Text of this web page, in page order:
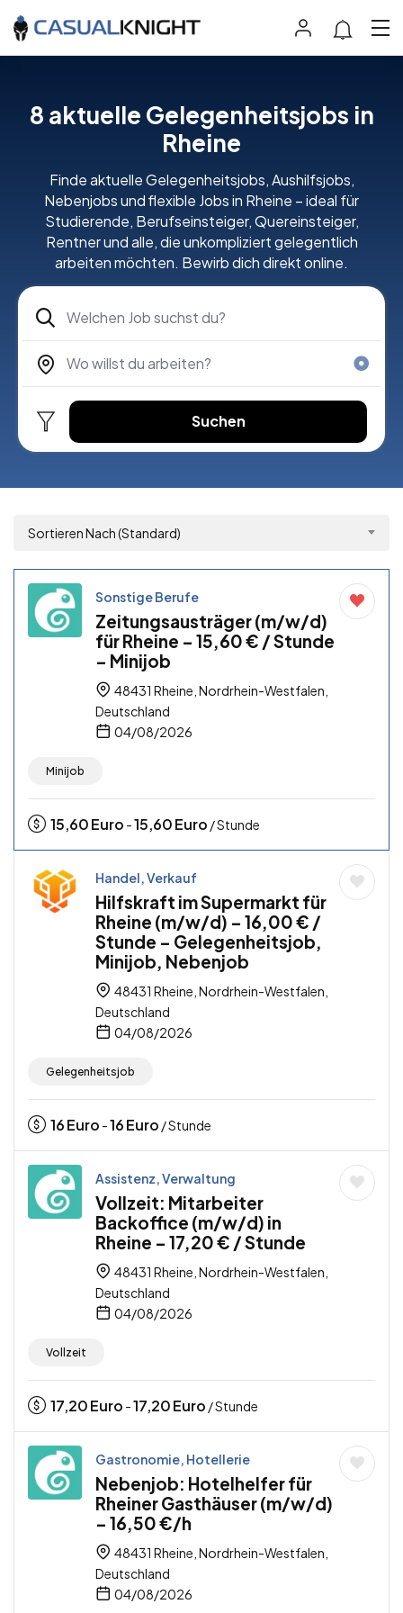
8 aktuelle Gelegenheitsjobs in
Rheine
Finde aktuelle Gelegenheitsjobs, Aushilfsjobs,
Nebenjobs und flexible Jobs in Rheine – ideal für
Studierende, Berufseinsteiger, Quereinsteiger,
Rentner und alle, die unkompliziert gelegentlich
arbeiten möchten. Bewirb dich direkt online.
Suchen
Sortieren Nach (Standard)
Sonstige Berufe
Zeitungsausträger (m/w/d)
für Rheine – 15,60 € / Stunde
– Minijob
48431 Rheine, Nordrhein-Westfalen,
Deutschland
04/08/2026
Minijob
15,60Euro -15,60Euro / Stunde
Handel, Verkauf
Hilfskraft im Supermarkt für
Rheine (m/w/d) – 16,00 € /
Stunde – Gelegenheitsjob,
Minijob, Nebenjob
48431 Rheine, Nordrhein-Westfalen,
Deutschland
04/08/2026
Gelegenheitsjob
16Euro -16Euro / Stunde
Assistenz, Verwaltung
Vollzeit: Mitarbeiter
Backoffice (m/w/d) in
Rheine – 17,20 € / Stunde
48431 Rheine, Nordrhein-Westfalen,
Deutschland
04/08/2026
Vollzeit
17,20Euro -17,20Euro / Stunde
Gastronomie, Hotellerie
Nebenjob: Hotelhelfer für
Rheiner Gasthäuser (m/w/d)
– 16,50 €/h
48431 Rheine, Nordrhein-Westfalen,
Deutschland
04/08/2026